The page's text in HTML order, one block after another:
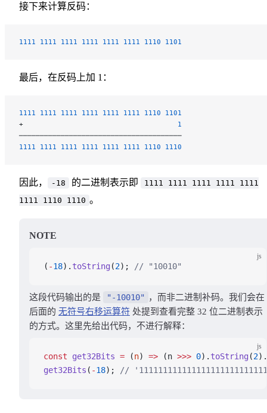
接下来计算反码：
1111 1111 1111 1111 1111 1111 1110 1101
最后，在反码上加 1：
1111 1111 1111 1111 1111 1111 1110 1101
+ 1
───────────────────────────────────────
1111
1111 1111 1111 1111 1111 1110 1110
因此， -18 的二进制表示即
1111 1111 1111 1111 1111
1111 1110 1110 。
NOTE
js
( -18). toString (2); // "10010"
这段代码输出的是 "-10010"
，而非二进制补码。我们会在
后面的 无符号右移运算符 处提到查看完整 32 位二进制表示
的方式。这里先给出代码，不进行解释：
js
const get32Bits = (n) => (n >>> 0). toString (2).
get32Bits ( -18); //